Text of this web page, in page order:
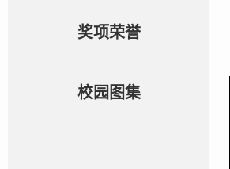
奖项荣誉
校园图集